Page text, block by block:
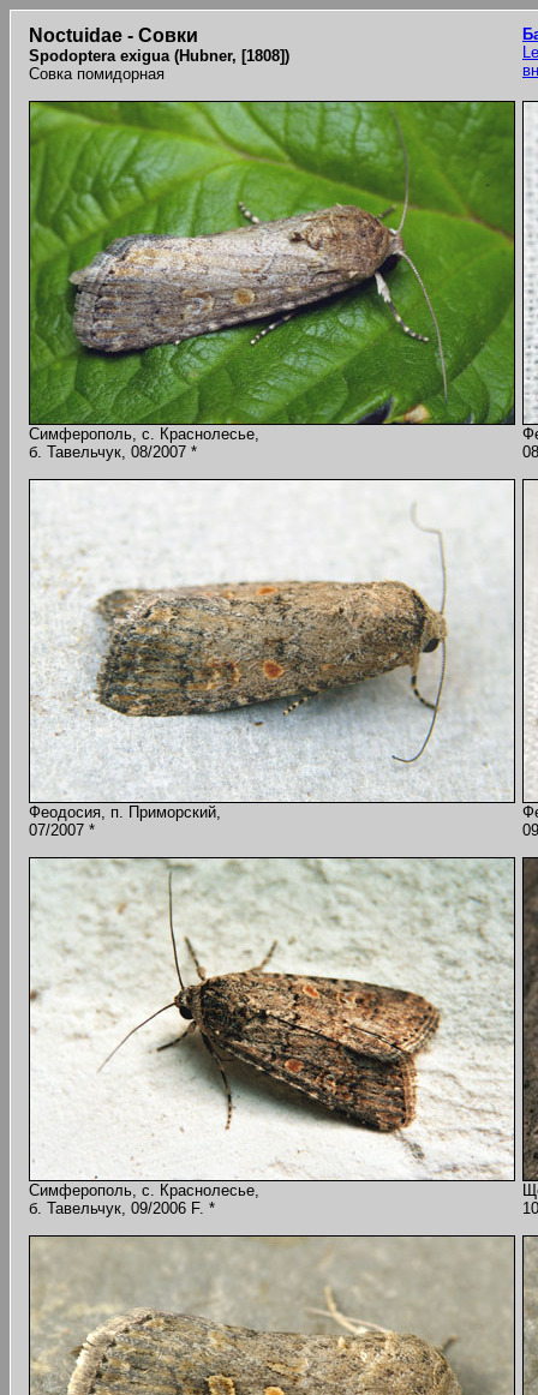
Noctuidae - Совки
Spodoptera exigua (Hubner, [1808])
Совка помидорная
Симферополь, с. Краснолесье,
б. Тавельчук, 08/2007 *
Феодосия, п. Приморский,
07/2007 *
Симферополь, с. Краснолесье,
б. Тавельчук, 09/2006 F. *